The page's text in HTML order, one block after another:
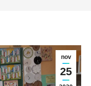
nov
25